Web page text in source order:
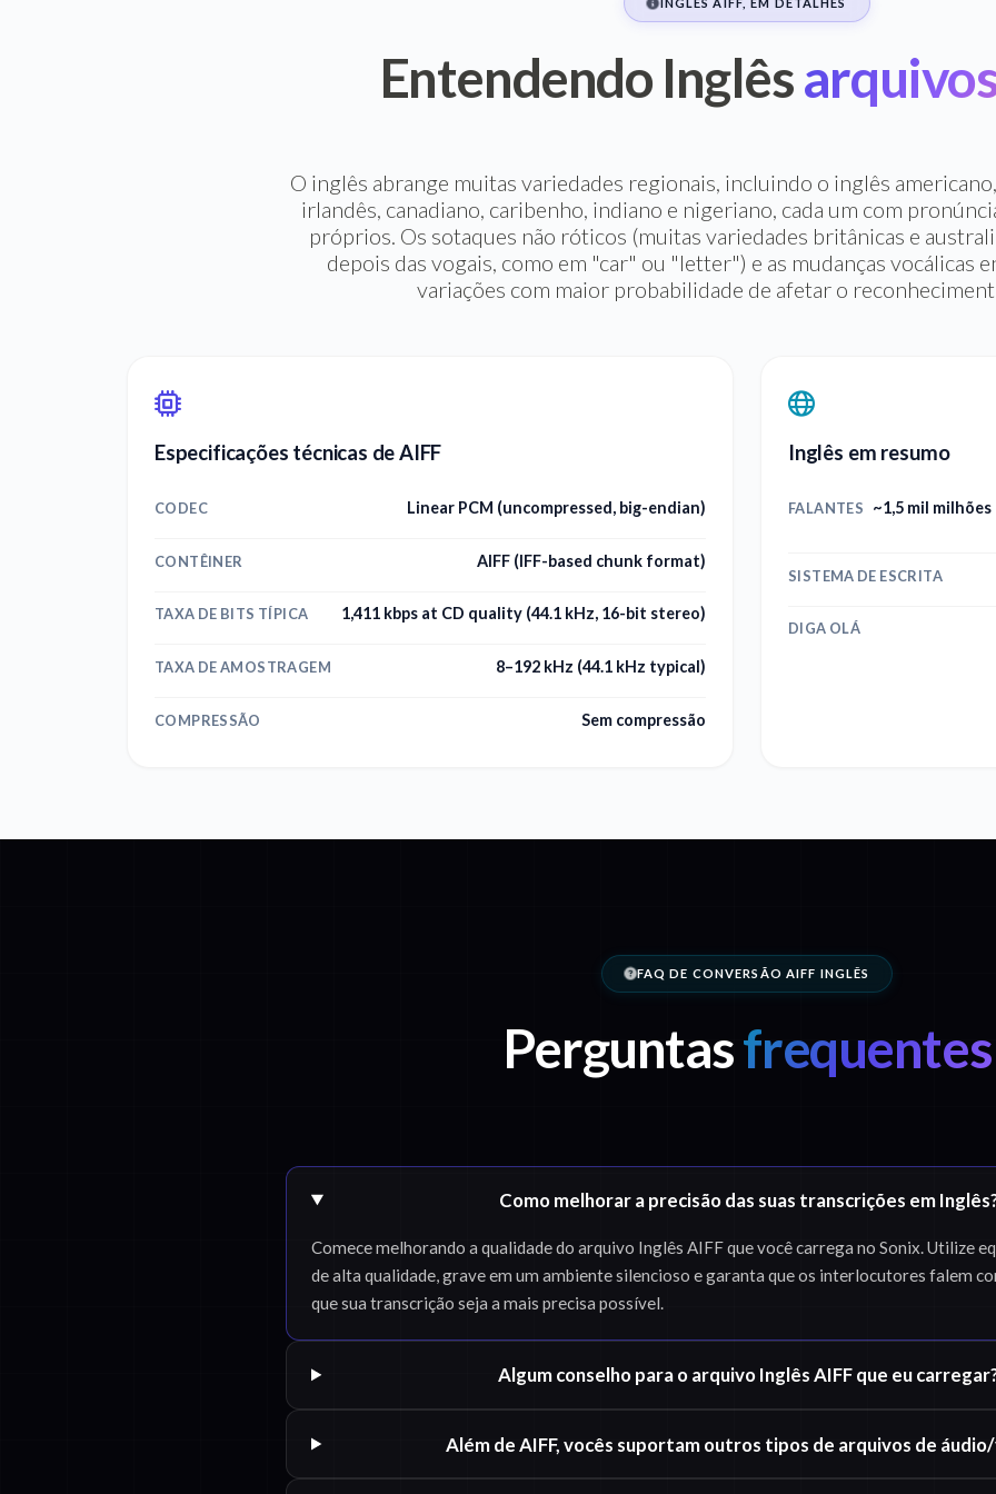
INGLÊS AIFF, EM DETALHES
Entendendo Inglês
O inglês abrange muitas variedades regionais, incluindo o inglês
irlandês, canadiano, caribenho, indiano e nigeriano, cada um com
próprios. Os sotaques não róticos (muitas variedades britânicas e
depois das vogais, como em "car" ou "letter") e as mudanças vocálicas
variações com maior probabilidade de afetar o
Especificações técnicas de AIFF
CODEC Linear PCM (uncompressed, big-endian)
CONTÊINER AIFF (IFF-based chunk format)
TAXA DE BITS TÍPICA 1,411 kbps at CD quality (44.1 kHz, 16-bit stereo)
TAXA DE AMOSTRAGEM 8–192 kHz (44.1 kHz typical)
COMPRESSÃO Sem compressão
Inglês em resumo
FALANTES ~1,5 mil
SISTEMA DE ESCRITA
DIGA OLÁ
FAQ DE CONVERSÃO AIFF INGLÊS
Perguntasfrequentes
Como melhorar a precisão das suas transcrições em
Comece melhorando a qualidade do arquivo Inglês AIFF que você carrega no Sonix. Utilize
de alta qualidade, grave em um ambiente silencioso e garanta que os interlocutores falem
que sua transcrição seja a mais precisa possível.
Algum conselho para o arquivo Inglês AIFF que eu
Além de AIFF, vocês suportam outros tipos de arquivos de